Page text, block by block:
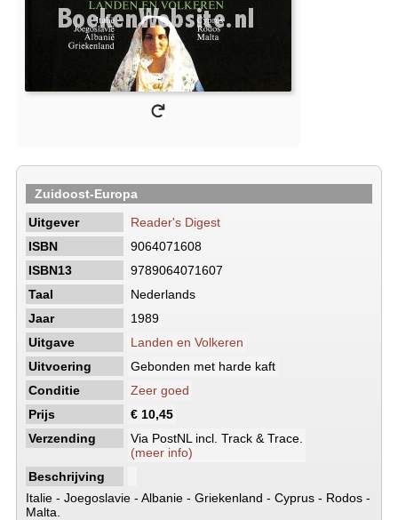
Zuidoost-Europa
Uitgever
Reader's Digest
ISBN
9064071608
ISBN13
9789064071607
Taal
Nederlands
Jaar
1989
Uitgave
Landen en Volkeren
Uitvoering
Gebonden met harde kaft
Conditie
Zeer goed
Prijs
€ 10,45
Verzending
Via PostNL incl. Track & Trace.
(meer info)
Beschrijving
Italie - Joegoslavie - Albanie - Griekenland - Cyprus - Rodos -
Malta.